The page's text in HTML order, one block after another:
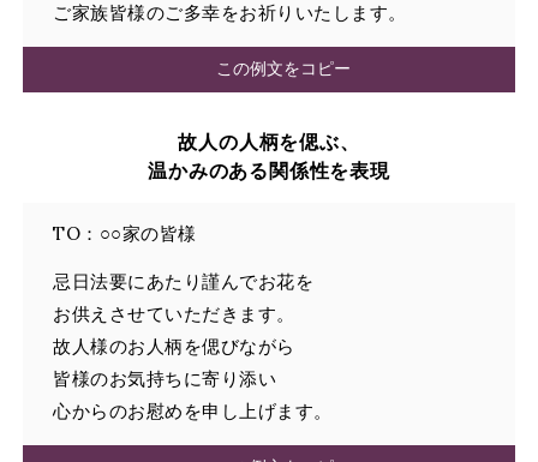
ご家族皆様のご多幸をお祈りいたします。
この例文をコピー
故人の人柄を偲ぶ、
温かみのある関係性を表現
TO：○○家の皆様
忌日法要にあたり謹んでお花を
お供えさせていただきます。
故人様のお人柄を偲びながら
皆様のお気持ちに寄り添い
心からのお慰めを申し上げます。